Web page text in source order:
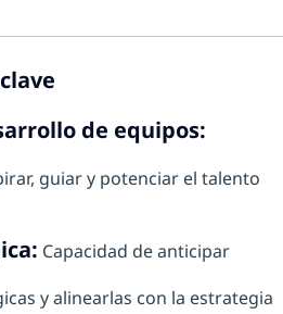
de equipos:
guiar y potenciar el talento
Capacidad de anticipar
y alinearlas con la estrategia